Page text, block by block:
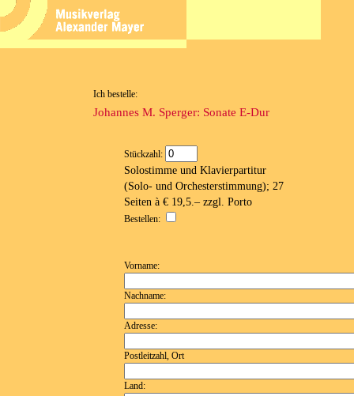
Ich bestelle:
Johannes M. Sperger: Sonate E-Dur
Stückzahl:
Solostimme und Klavierpartitur
(Solo- und Orchesterstimmung); 27
Seiten à € 19,5.– zzgl. Porto
Bestellen:
Vorname:
Nachname:
Adresse:
Postleitzahl, Ort
Land: